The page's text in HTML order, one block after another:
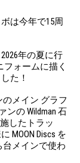
ボは今年で15周
2026年の夏に行
フォームに描く
た！
メイン グラフ
ンの Wildman 石
したトラッ
MOON Discs を
メインで使わ